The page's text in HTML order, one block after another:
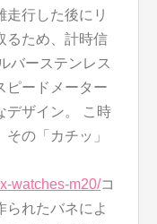
走行した後にリ
るため、計時信
バーステンレス
ピードメーター
デザイン。 こ時
の「カチッ」
watches-m20/コ
られたバネによ